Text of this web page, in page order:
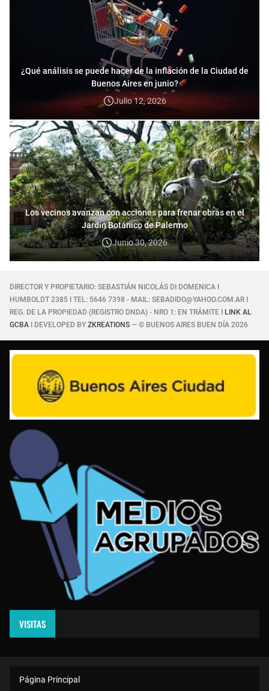
¿Qué análisis se puede hacer de la inflación de la Ciudad de
Buenos Aires en junio?
Julio 12, 2026
Los vecinos avanzan con acciones para frenar obras en el
Jardín Botánico de Palermo
Junio 30, 2026
DIRECTOR Y PROPIETARIO: SEBASTIÁN NICOLÁS DI DOMENICA I
HUMBOLDT 2385 I TEL: 5646 7398 - MAIL: SEBADIDO@YAHOO.COM.AR I
REG. DE LA PROPIEDAD (REGISTRO DNDA) - NRO 1: EN TRÁMITE I
LINK AL
GCBA I DEVELOPED BY ZKREATIONS — © BUENOS AIRES BUEN DÍA 2026
VISITAS
Página Principal